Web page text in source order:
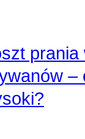
prania
–